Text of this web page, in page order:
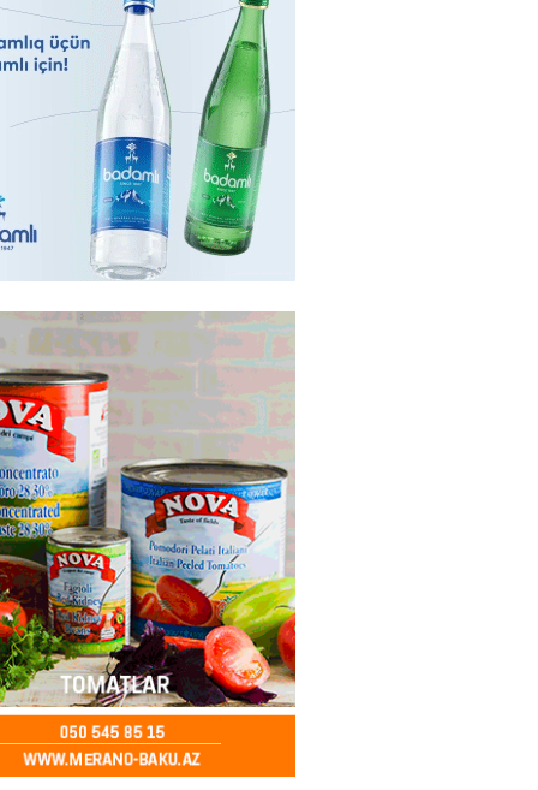
96
Xəzər Fərhadov ilə bağlı
75
Media və Yayım Şurası
- 13:00 77
yüksək vəzifə
- 12:45 94
İssık-Kul gölündən gəzinti
paylaşıb
- 12:30 71
rayonunda 70 min manat
elektrik naqilləri oğurlayan